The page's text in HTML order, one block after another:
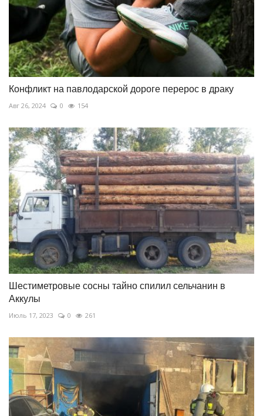
Конфликт на павлодарской дороге перерос в драку
Авг 26, 2024 0 154
Шестиметровые сосны тайно спилил сельчанин в
Аккулы
Июль 17, 2023 0 261